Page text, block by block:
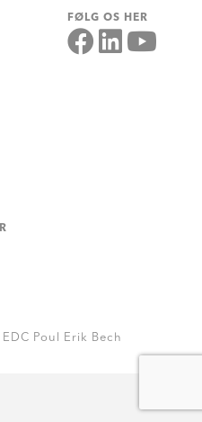
FØLG OS HER
Poul Erik Bech